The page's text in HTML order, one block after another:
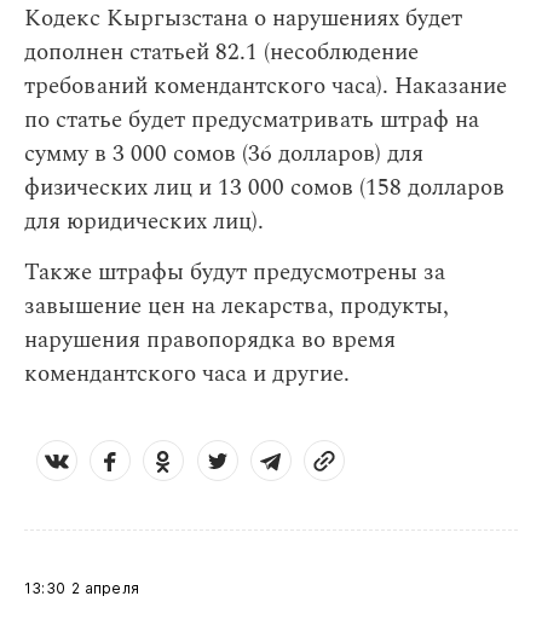
Кодекс Кыргызстана о нарушениях будет
дополнен статьей 82.1 (несоблюдение
требований комендантского часа). Наказание
по статье будет предусматривать штраф на
сумму в 3 000 сомов (36 долларов) для
физических лиц и 13 000 сомов (158 долларов
для юридических лиц).
Также штрафы будут предусмотрены за
завышение цен на лекарства, продукты,
нарушения правопорядка во время
комендантского часа и другие.
13:30 2 апреля